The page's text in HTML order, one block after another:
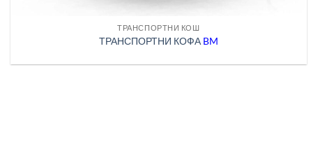
ТРАНСПОРТНИ КОШ
ТРАНСПОРТНИ КОФА BM